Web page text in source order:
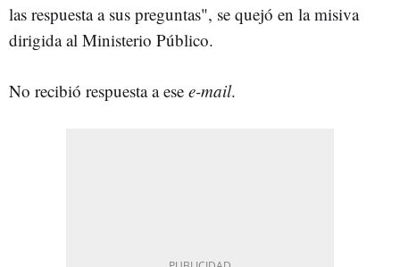
las respuesta a sus preguntas", se quejó en la misiva
dirigida al Ministerio Público.
No recibió respuesta a ese e-mail.